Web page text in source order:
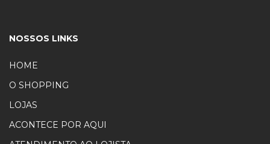
NOSSOS LINKS
HOME
O SHOPPING
LOJAS
ACONTECE POR AQUI